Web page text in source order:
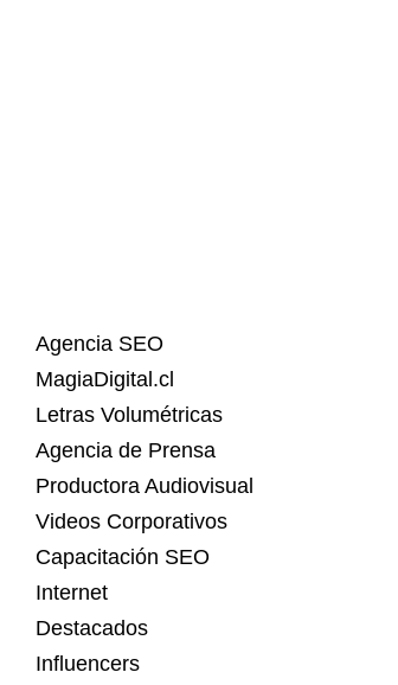
Agencia SEO
MagiaDigital.cl
Letras Volumétricas
Agencia de Prensa
Productora Audiovisual
Videos Corporativos
Capacitación SEO
Internet
Destacados
Influencers